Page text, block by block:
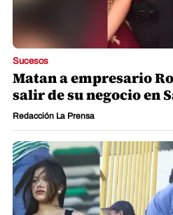
Sucesos
Matan a empresario
salir de su negocio en
Redacción La Prensa